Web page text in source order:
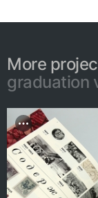
More
graduation